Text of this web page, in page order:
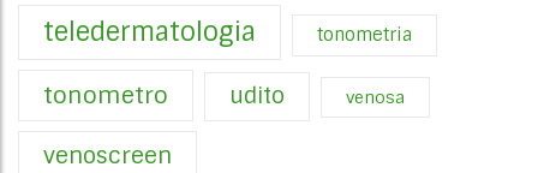
teledermatologia tonometria
tonometro udito venosa
venoscreen